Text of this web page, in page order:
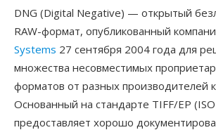
DNG (Digital Negative) — открытый
RAW-формат, опубликованный
Systems 27 сентября 2004 года для
множества несовместимых
форматов от разных производителей
Основанный на стандарте TIFF/EP
предоставляет хорошо